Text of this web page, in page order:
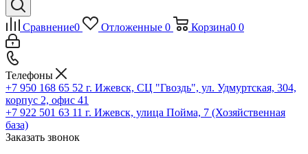
Сравнение0 Отложенные 0 Корзина0 0
Телефоны
+7 950 168 65 52 г. Ижевск, СЦ "Гвоздь", ул. Удмуртская, 304,
корпус 2, офис 41
+7 922 501 63 11 г. Ижевск, улица Пойма, 7 (Хозяйственная
база)
Заказать звонок